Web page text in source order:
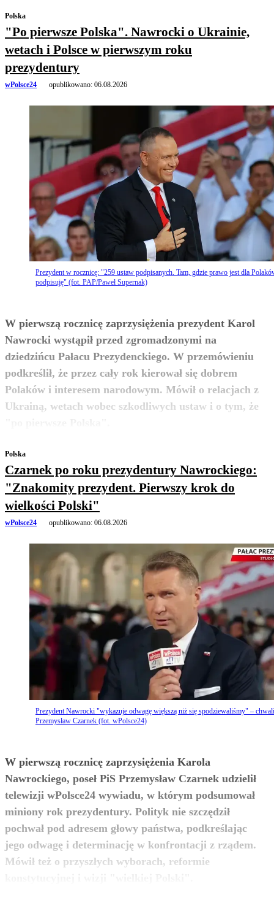
Polska
"Po pierwsze Polska". Nawrocki o Ukrainie,
wetach i Polsce w pierwszym roku
prezydentury
wPolsce24 opublikowano: 06.08.2026
Prezydent w rocznicę: "259 ustaw podpisanych. Tam, gdzie prawo jest dla
podpisuję" (fot. PAP/Paweł Supernak)
W pierwszą rocznicę zaprzysiężenia prezydent Karol
Nawrocki wystąpił przed zgromadzonymi na
dziedzińcu Pałacu Prezydenckiego. W przemówieniu
podkreślił, że przez cały rok kierował się dobrem
Polaków i interesem narodowym. Mówił o relacjach z
Ukrainą, wetach wobec szkodliwych ustaw i o tym, że
zobacz więcej
Polska
Czarnek po roku prezydentury Nawrockiego:
"Znakomity prezydent. Pierwszy krok do
wielkości Polski"
wPolsce24 opublikowano: 06.08.2026
Prezydent Nawrocki "wykazuje odwagę większą niż się spodziewaliśmy" – chwali
Przemysław Czarnek (fot. wPolsce24)
W pierwszą rocznicę zaprzysiężenia Karola
Nawrockiego, poseł PiS Przemysław Czarnek udzielił
telewizji wPolsce24 wywiadu, w którym podsumował
miniony rok prezydentury. Polityk nie szczędził
pochwał pod adresem głowy państwa, podkreślając
jego odwagę i determinację w konfrontacji z rządem.
Mówił też o przyszłych wyborach, reformie
zobacz więcej